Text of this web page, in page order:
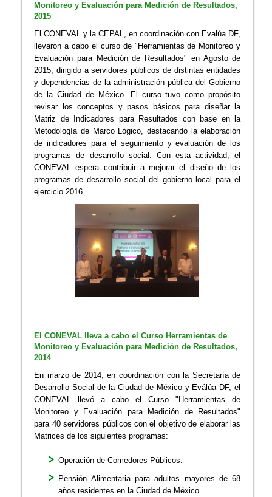
Monitoreo y Evaluación para Medición de Resultados,
2015
​​​El CONEVAL y la CEPAL, en coordinación con Evalúa DF,
llevaron a cabo el curso de "Herramientas de Monitoreo y
Evaluación para Medición de Resultados" en Agosto de
2015, dirigido a servidores públicos de distintas​ entidades
y dependencias de la administración pública del Gobierno
de la Ciudad de México. El curso tuvo como propósito
revisar los conceptos y pasos básicos para diseñar la
Matriz de Indicadores para Resultados con base en la
Metodología de Marco Lógico, destacando la elaboración
de indicadores para el seguimiento y evaluación de los
programas de desarrollo social. Con esta actividad, el
CONEVAL espera contribuir a mejorar el diseño de los
programas de desarrollo social del​ gobierno local para el
ejercicio 2016.
El CONEVAL lleva a cabo el Curso Herramientas de
Monitoreo y Evaluación para Medición de Resultados,
2014
En marzo de 2014, en coordinación con la Secretaría de
Desarrollo Social de la Ciudad de México y Eválúa DF, el
CONEVAL llevó a cabo el Curso "Herramientas de
Monitoreo y Evaluación para Medición de Resultados"
para 40 servidores públicos con el objetivo de elaborar las
Matrices de los siguientes programas:
​Operación de Comedores Públicos.
Pensión Alimentaria para adultos mayores de 68
años residentes en la Ciudad de México.